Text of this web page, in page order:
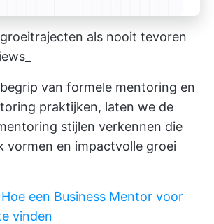
als nooit tevoren
van formele mentoring en
praktijken, laten we de
stijlen verkennen die
vormen en impactvolle groei
Hoe een Business Mentor voor
vinden